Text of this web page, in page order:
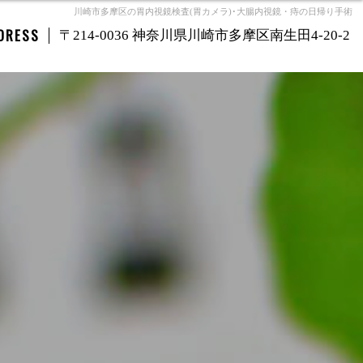
川崎市多摩区の胃内視鏡検査(胃カメラ)･大腸内視鏡・痔の日帰り手術
〒214-0036 神奈川県川崎市多摩区南生田4-20-2